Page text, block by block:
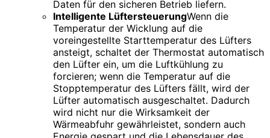
Daten für den sicheren Betrieb liefern.
Intelligente LüftersteuerungWenn die
Temperatur der Wicklung auf die
voreingestellte Starttemperatur des Lüfters
ansteigt, schaltet der Thermostat automatisch
den Lüfter ein, um die Luftkühlung zu
forcieren; wenn die Temperatur auf die
Stopptemperatur des Lüfters fällt, wird der
Lüfter automatisch ausgeschaltet. Dadurch
wird nicht nur die Wirksamkeit der
Wärmeabfuhr gewährleistet, sondern auch